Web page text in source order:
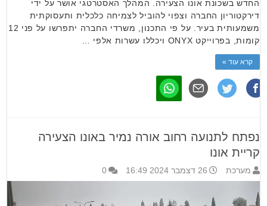
החדש בשכונת אונו הצעירה. המהלך האסטרטגי אושר על ידי
דירקטוריון החברה וצפוי להוביל לצמיחה כלכלית ותעסוקתית
משמעותית בעיר. על פי התכנון, משרדי החברה יתפרשו על פני 12
קומות, בפרוייקט ONYX ויכללו עשרות אלפי …
קרא עוד »
נפתח לתנועה רחוב אורה נמיר באונו הצעירה
קריית אונו
מערכת 26 דצמבר 2024 16:49 0